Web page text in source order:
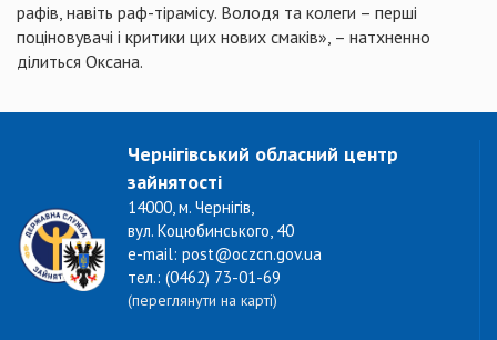
рафів, навіть раф-тірамісу. Володя та колеги – перші
поціновувачі і критики цих нових смаків», – натхненно
ділиться Оксана.
Чернігівський обласний центр
зайнятості
14000, м. Чернігів,
вул. Коцюбинського, 40
e-mail: post@oczcn.gov.ua
тел.: (0462) 73-01-69
(переглянути на карті)